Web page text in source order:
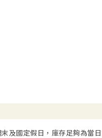
及國定假日，庫存足夠為當